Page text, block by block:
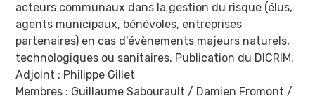
acteurs communaux dans la gestion du risque (élus,
agents municipaux, bénévoles, entreprises
partenaires) en cas d'évènements majeurs naturels,
technologiques ou sanitaires. Publication du DICRIM.
Adjoint : Philippe Gillet
Membres : Guillaume Sabourault / Damien Fromont /